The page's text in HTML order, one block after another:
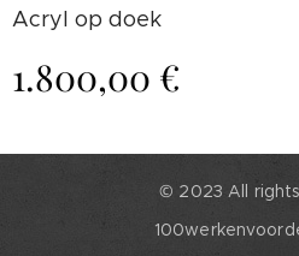
Acryl op doek
1.800,00 €
© 2023 All